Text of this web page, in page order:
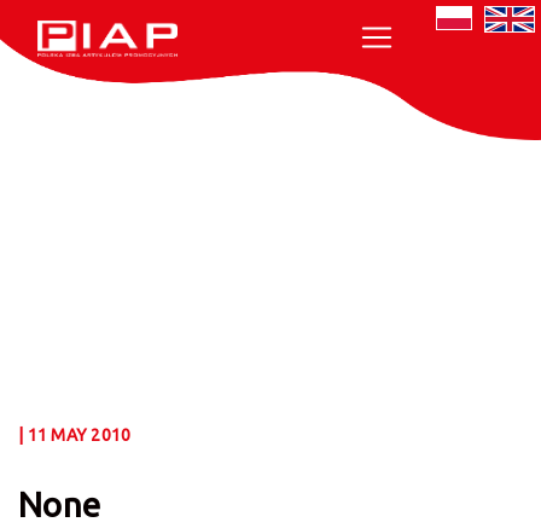
| 11 MAY 2010
None